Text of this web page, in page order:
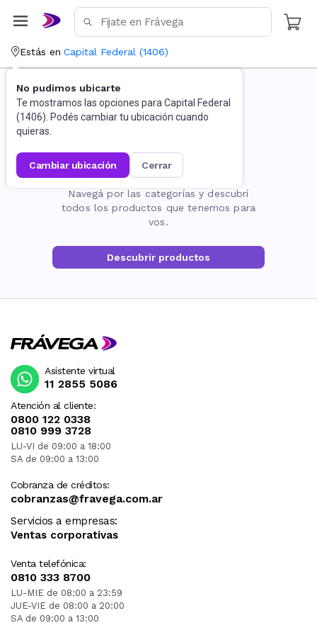
Estás en Capital Federal (1406)
No pudimos ubicarte
Te mostramos las opciones para Capital Federal
(1406). Podés cambiar tu ubicación cuando
quieras.
cambiar ubicación cerrar
La página no existe
Navegá por las categorías y descubrí
todos los productos que tenemos para
vos.
Descubrir productos
Atención al cliente:
0800 122 0338
0810 999 3728
LU-VI de 09:00 a 18:00
SA de 09:00 a 13:00
Cobranza de créditos:
cobranzas@fravega.com.ar
Servicios a empresas:
Ventas corporativas
Venta telefónica:
0810 333 8700
LU-MIE de 08:00 a 23:59
JUE-VIE de 08:00 a 20:00
SA de 09:00 a 13:00
Asistente virtual
11 2855 5086